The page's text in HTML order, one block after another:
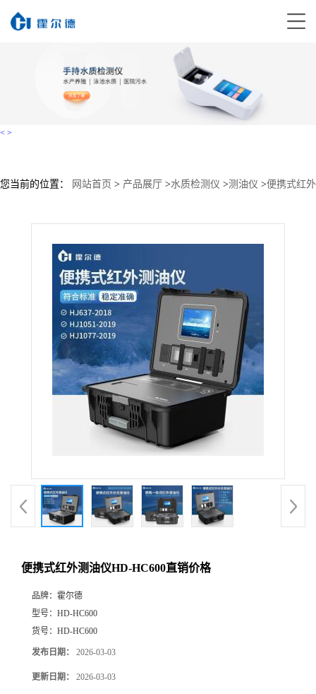
< >
您当前的位置： 网站首页 > 产品展厅 >水质检测仪 >测油仪 >便携式红外
便携式红外测油仪HD-HC600直销价格
品牌： 霍尔德
型号： HD-HC600
货号： HD-HC600
发布日期： 2026-03-03
更新日期： 2026-03-03